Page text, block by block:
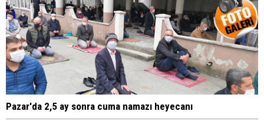
Pazar'da 2,5 ay sonra cuma namazı heyecanı